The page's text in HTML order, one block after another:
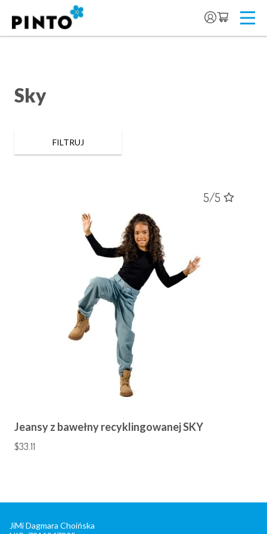
Sky
FILTRUJ
5/5
Jeansy z bawełny recyklingowanej SKY
$33.11
JiMi Dagmara Choińska